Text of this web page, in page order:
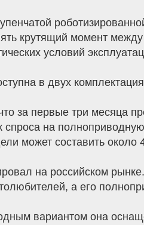
крутящий момент
условий
в двух
за первые три месяца
спроса на
может составить около
на российском
а его
вариантом она